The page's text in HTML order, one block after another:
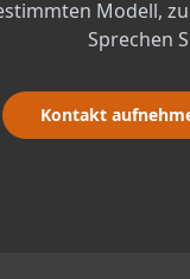
Modell,
Sprechen
Kontakt